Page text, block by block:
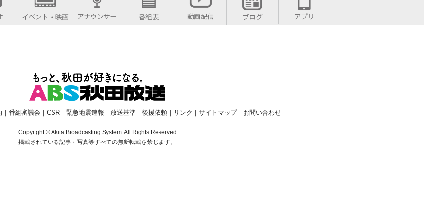
｜ 番組審議会 ｜ CSR｜ 緊急地震速報 ｜ 放送基準｜ 後援依頼｜ リンク ｜ サイトマップ｜ お問い合わせ
Copyright © Akita Broadcasting System. All Rights Reserved
掲載されている記事・写真等すべての無断転載を禁じます。